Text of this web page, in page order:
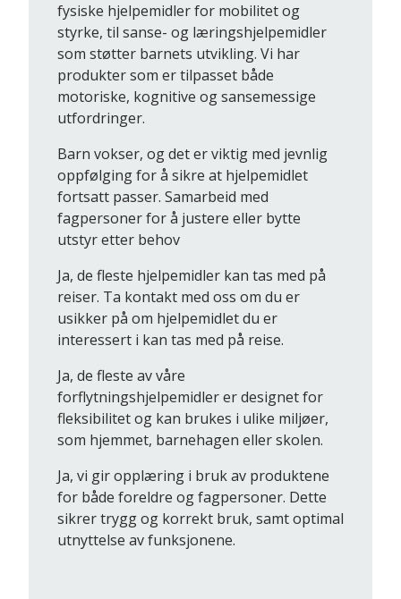
fysiske hjelpemidler for mobilitet og
styrke, til sanse- og læringshjelpemidler
som støtter barnets utvikling. Vi har
produkter som er tilpasset både
motoriske, kognitive og sansemessige
utfordringer.
Barn vokser, og det er viktig med jevnlig
oppfølging for å sikre at hjelpemidlet
fortsatt passer. Samarbeid med
fagpersoner for å justere eller bytte
utstyr etter behov
Ja, de fleste hjelpemidler kan tas med på
reiser. Ta kontakt med oss om du er
usikker på om hjelpemidlet du er
interessert i kan tas med på reise.
Ja, de fleste av våre
forflytningshjelpemidler er designet for
fleksibilitet og kan brukes i ulike miljøer,
som hjemmet, barnehagen eller skolen.
Ja, vi gir opplæring i bruk av produktene
for både foreldre og fagpersoner. Dette
sikrer trygg og korrekt bruk, samt optimal
utnyttelse av funksjonene.